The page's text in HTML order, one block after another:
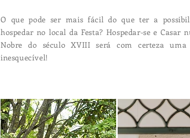
O que pode ser mais fácil do que ter a
hospedar no local da Festa? Hospedar-se e Casar
Nobre do século XVIII será com certeza uma
inesquecível!